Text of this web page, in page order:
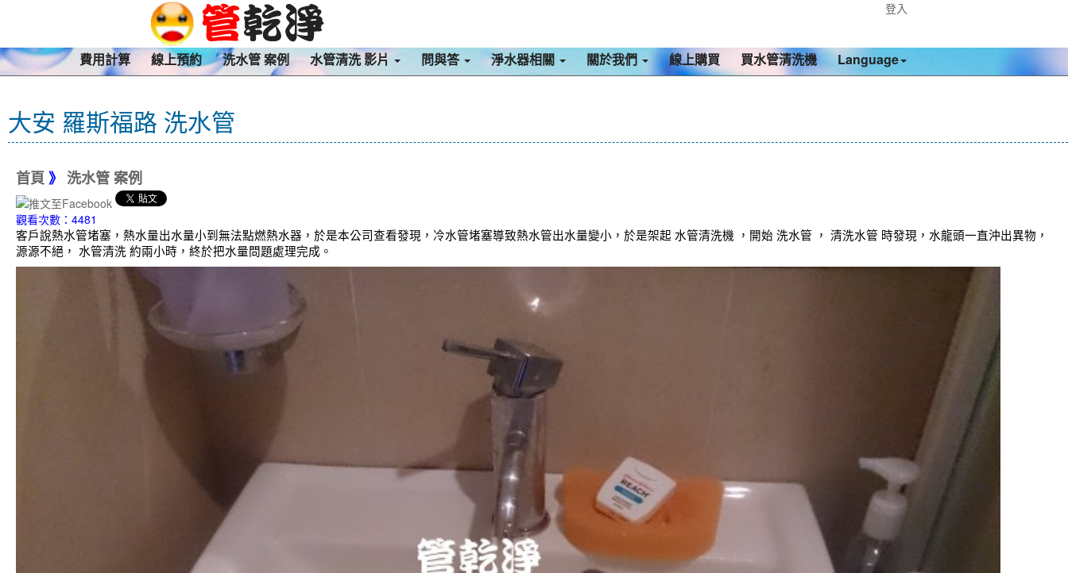
登入
費用計算 線上預約 洗水管 案例 水管清洗 影片 問與答 淨水器相關 關於我們 線上購買 買水管清洗機 Language
大安 羅斯福路 洗水管
首頁 》 洗水管 案例
觀看次數：4481
客戶說熱水管堵塞，熱水量出水量小到無法點燃熱水器，於是本公司查看發現，冷水管堵塞導致熱水管出水量變小，於是架起 水管清洗機 ，開始 洗水管 ， 清洗水管 時發現，水龍頭一直沖出異物，
源源不絕， 水管清洗 約兩小時，終於把水量問題處理完成。